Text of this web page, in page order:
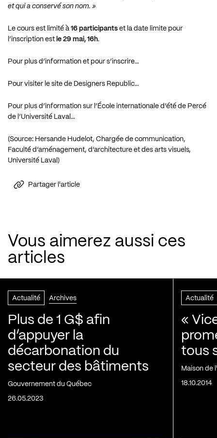
et qui a conservé son nom. »
Le cours est limité à 16 participants et la date limite pour
l’inscription est le 29 mai, 16h.
Pour plus d’information et pour s’inscrire…
Pour visiter le site de Designers Republic…
Pour plus d’information sur l’École internationale d’été de Percé
de l’Université Laval…
(Source: Hersande Hudelot, Chargée de communication,
Faculté d’aménagement, d’architecture et des arts visuels,
Université Laval)
Partager l'article
Vous aimerez aussi ces
articles
Actualité Archives
Plus de 1 G$ afin
d’appuyer la
décarbonation du
secteur des bâtiments
Gouvernement du Québec
26.05.2023
Actualité
«
tous
Maison de
18.10.2014